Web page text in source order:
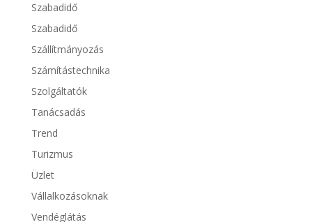
Szabadidő
Szabadidő
Szállítmányozás
Számítástechnika
Szolgáltatók
Tanácsadás
Trend
Turizmus
Üzlet
Vállalkozásoknak
Vendéglátás